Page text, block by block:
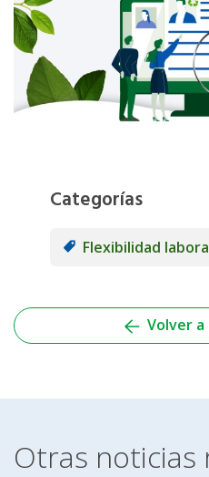
Categorías
Flexibilidad
Volver a
Otras noticias